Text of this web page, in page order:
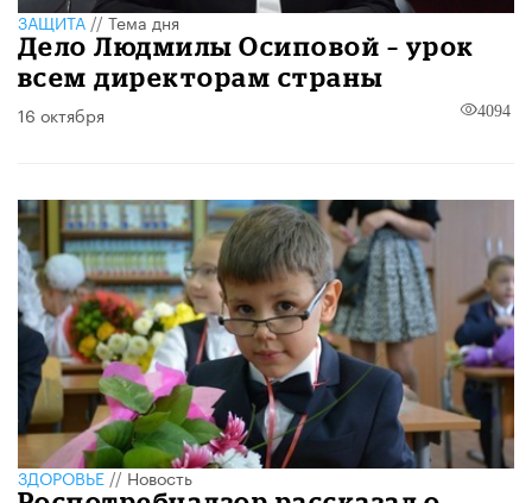
ЗАЩИТА//Тема дня
Дело Людмилы Осиповой – урок
всем директорам страны
16 октября 4094
ЗДОРОВЬЕ//Новость